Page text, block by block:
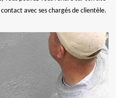
avec ses chargés de clientèle.